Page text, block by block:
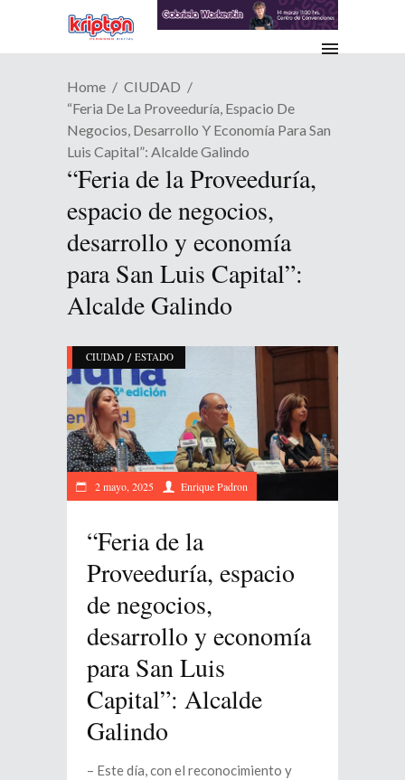
Home
CIUDAD
“Feria De La Proveeduría, Espacio De
Negocios, Desarrollo Y Economía Para San
Luis Capital”: Alcalde Galindo
“Feria de la Proveeduría,
espacio de negocios,
desarrollo y economía
para San Luis Capital”:
Alcalde Galindo
CIUDAD / ESTADO
2 mayo, 2025 Enrique Padron
“Feria de la
Proveeduría, espacio
de negocios,
desarrollo y economía
para San Luis
Capital”: Alcalde
Galindo
– Este día, con el reconocimiento y